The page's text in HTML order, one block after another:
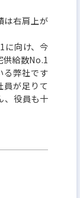
は右肩上が
に向け、今
供給数No.1
る弊社です
員が足りて
、役員も十